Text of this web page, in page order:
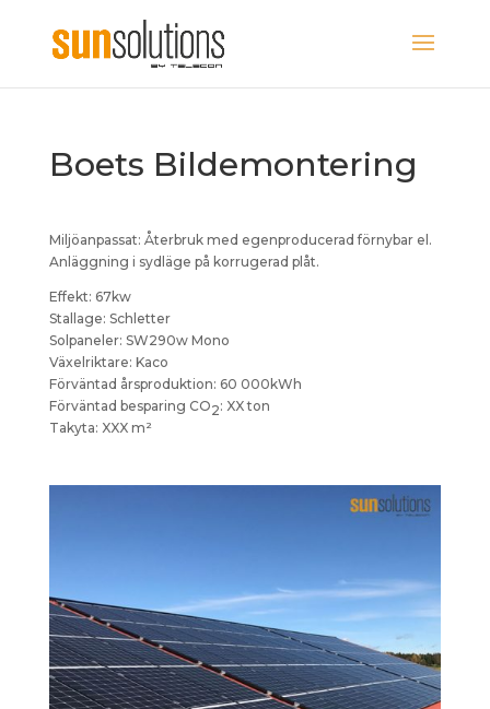
Boets Bildemontering
Miljöanpassat: Återbruk med egenproducerad förnybar el.
Anläggning i sydläge på korrugerad plåt.
Effekt: 67kw
Stallage: Schletter
Solpaneler: SW290w Mono
Växelriktare: Kaco
Förväntad årsproduktion: 60 000kWh
Förväntad besparing CO2: XX ton
Takyta: XXX m²